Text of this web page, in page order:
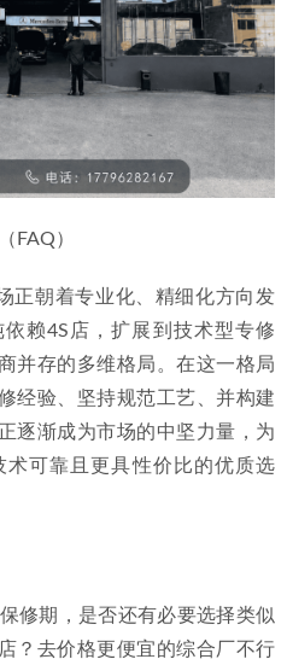
FAQ）
正朝着专业化、精细化方向发
赖4S店，扩展到技术型专修
并存的多维格局。在这一格局
经验、坚持规范工艺、并构建
逐渐成为市场的中坚力量，为
术可靠且更具性价比的优质选
修期，是否还有必要选择类似
？去价格更便宜的综合厂不行